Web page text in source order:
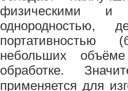
физическими и
однородностью,
небольших
обработке.
применяется для